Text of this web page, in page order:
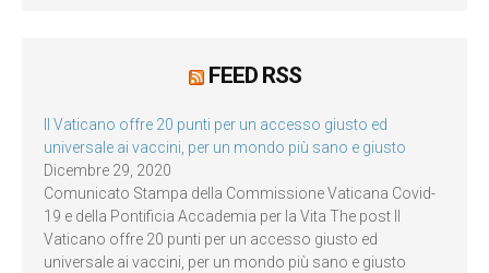
FEED RSS
Il Vaticano offre 20 punti per un accesso giusto ed
universale ai vaccini, per un mondo più sano e giusto
Dicembre 29, 2020
Comunicato Stampa della Commissione Vaticana Covid-
19 e della Pontificia Accademia per la Vita The post Il
Vaticano offre 20 punti per un accesso giusto ed
universale ai vaccini, per un mondo più sano e giusto